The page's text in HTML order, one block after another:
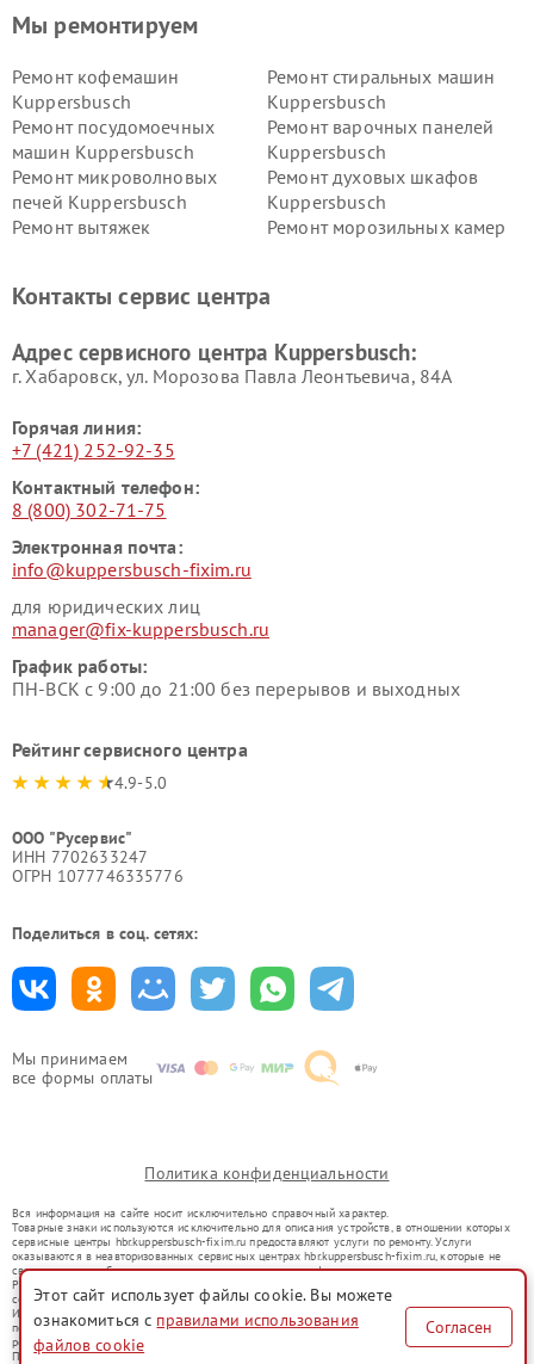
Мы принимаем
все формы оплаты
Мы ремонтируем
Ремонт кофемашин
Kuppersbusch
Ремонт стиральных машин
Kuppersbusch
Ремонт посудомоечных
машин Kuppersbusch
Ремонт варочных панелей
Kuppersbusch
Ремонт микроволновых
печей Kuppersbusch
Ремонт духовых шкафов
Kuppersbusch
Ремонт вытяжек
Ремонт морозильных камер
Kuppersbusch
вакуумных упаковщиков
Ремонт сушильных машин Kuppersbusch
Контакты сервис центра
Адрес сервисного центра Kuppersbusch:
г. Хабаровск, ул. Морозова Павла Леонтьевича, 84А
Горячая линия:
+7 (421) 252-92-35
Контактный телефон:
8 (800) 302-71-75
Электронная почта:
info@kuppersbusch-fixim.ru
для юридических лиц
manager@fix-kuppersbusch.ru
График работы:
ПН-ВСК с 9:00 до 21:00 без перерывов и выходных
Рейтинг сервисного центра
4.9-5.0
ООО "Русервис"
ИНН 7702633247
ОГРН 1077746335776
Поделиться в соц. сетях:
Политика конфиденциальности
Вся информация на сайте носит исключительно справочный характер.
Товарные знаки используются исключительно для описания устройств, в отношении которых
сервисные центры hbr.kuppersbusch-fixim.ru предоставляют услуги по ремонту. Услуги
оказываются в неавторизованных сервисных центрах hbr.kuppersbusch-fixim.ru, которые не
связаны с правообладателями товарных знаков или их официальными представителями.
Ремонт осуществляется для устройств, уже введенных в гражданский оборот в соответствии
со статьей 1487 ГК РФ.
Использование товарных знаков не преследует цели индивидуализации услуг или введения
потребителей в заблуждение, а служит для информирования о предоставляемых услугах по
ремонту техники указанных брендов.
Представленная на сайте информация не является публичной офертой, определяемой
Этот сайт использует файлы cookie. Вы можете
ознакомиться с правилами использования
файлов cookie
Согласен